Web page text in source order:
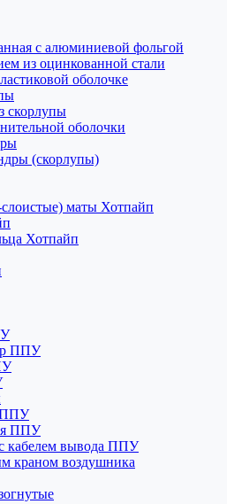
с алюминиевой фольгой
из оцинкованной стали
оболочке
скорлупы
оболочки
(скорлупы)
маты Хотпайп
Хотпайп
ППУ
ППУ
ППУ
кабелем вывода ППУ
краном воздушника